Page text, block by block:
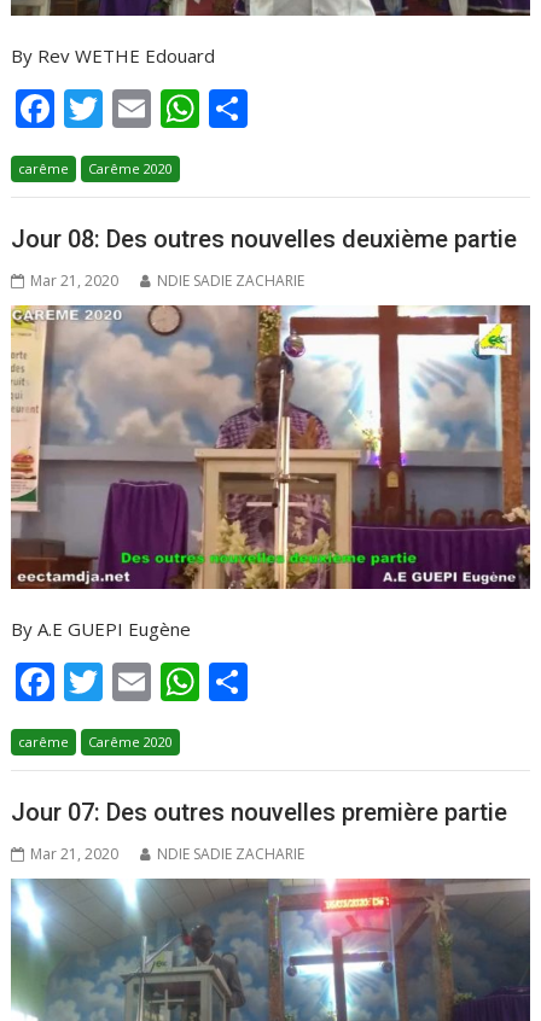
By Rev WETHE Edouard
F
ac
e
b
o
o
k
T
w
itt
er
E
m
ai
l
W
at
s
A
p
p
ta
g
er
carême Carême 2020
Jour 08: Des outres nouvelles deuxième partie
Mar 21, 2020 NDIE SADIE ZACHARIE
By A.E GUEPI Eugène
F
ac
e
b
o
o
k
T
w
itt
er
E
m
ai
l
W
at
s
A
p
p
ta
g
er
carême Carême 2020
Jour 07: Des outres nouvelles première partie
Mar 21, 2020 NDIE SADIE ZACHARIE